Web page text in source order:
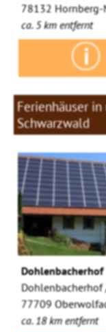
78132 Hornberg-
ca. 5 km entfernt
Ferienhäuser
Schwarzwald
Dohlenbacherhof
Dohlenbacherhof
77709
ca. 18 km entfernt